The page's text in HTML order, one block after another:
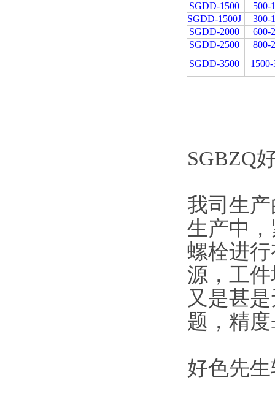
SGDD-1500
500-
SGDD-1500J
300-
SGDD-2000
600-
SGDD-2500
800-
SGDD-3500
SGBZQ
我司生
生产中
螺栓进行
源，工
又是甚是
题，精
好色先